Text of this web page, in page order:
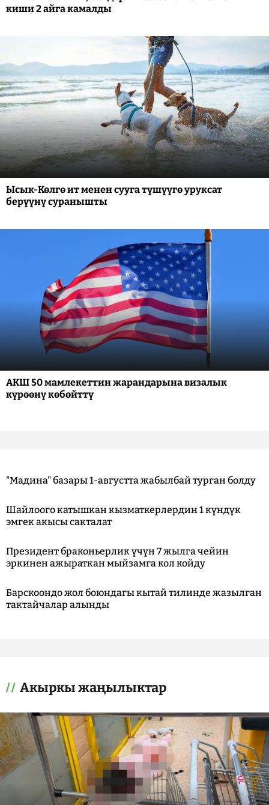
киши 2 айга камалды
Ысык-Көлгө ит менен сууга түшүүгө уруксат
берүүнү суранышты
АКШ 50 мамлекеттин жарандарына визалык
күрөөнү көбөйттү
"Мадина" базары 1-августта жабылбай турган болду
Шайлоого катышкан кызматкерлердин 1 күндүк
эмгек акысы сакталат
Президент браконьерлик үчүн 7 жылга чейин
эркинен ажыраткан мыйзамга кол койду
Барскоондо жол боюндагы кытай тилинде жазылган
тактайчалар алынды
Акыркы жаңылыктар